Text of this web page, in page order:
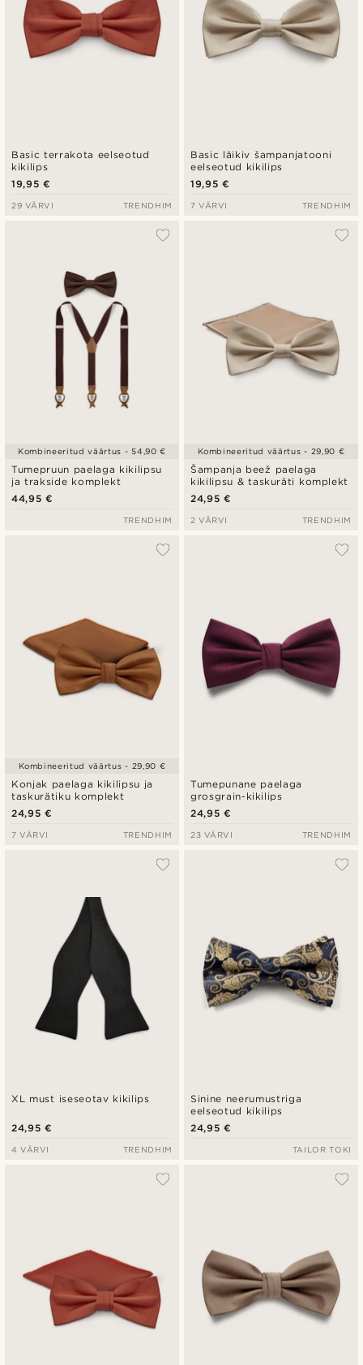
Basic terrakota eelseotud
kikilips
19,95 €
29 VÄRVI TRENDHIM
Basic läikiv šampanjatooni
eelseotud kikilips
19,95 €
7 VÄRVI TRENDHIM
Tumepruun paelaga kikilipsu
ja trakside komplekt
44,95 €
Kombineeritud väärtus - 54,90 €
TRENDHIM
Šampanja beež paelaga
kikilipsu & taskuräti komplekt
24,95 €
Kombineeritud väärtus - 29,90 €
2 VÄRVI TRENDHIM
Konjak paelaga kikilipsu ja
taskurätiku komplekt
24,95 €
Kombineeritud väärtus - 29,90 €
7 VÄRVI TRENDHIM
Tumepunane paelaga
grosgrain-kikilips
24,95 €
23 VÄRVI TRENDHIM
XL must iseseotav kikilips
24,95 €
4 VÄRVI TRENDHIM
Sinine neerumustriga
eelseotud kikilips
24,95 €
TAILOR TOKI